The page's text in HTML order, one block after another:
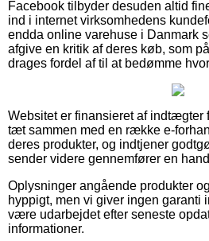
Facebook tilbyder desuden altid
ind i internet virksomhedens
endda online varehuse i Danmark
afgive en kritik af deres køb, som
drages fordel af til at bedømme
Websitet er finansieret af indtægter
tæt sammen med en række e-
deres produkter, og indtjener
sender videre gennemfører en
Oplysninger angående produkter
hyppigt, men vi giver ingen garanti
være udarbejdet efter seneste
informationer.